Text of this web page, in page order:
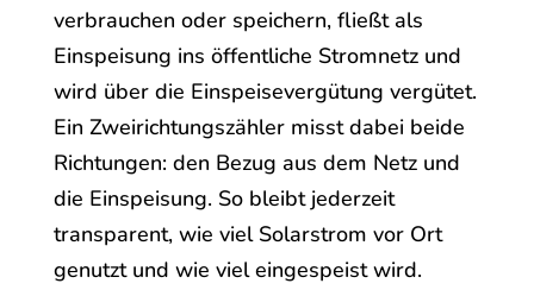
verbrauchen oder speichern, fließt als
Einspeisung ins öffentliche Stromnetz und
wird über die Einspeisevergütung vergütet.
Ein Zweirichtungszähler misst dabei beide
Richtungen: den Bezug aus dem Netz und
die Einspeisung. So bleibt jederzeit
transparent, wie viel Solarstrom vor Ort
genutzt und wie viel eingespeist wird.